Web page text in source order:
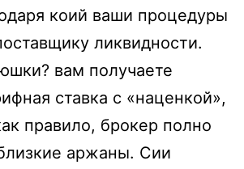
коий ваши процедуры
ликвидности.
вам получаете
ставка с «наценкой»,
правило, брокер полно
аржаны. Сии